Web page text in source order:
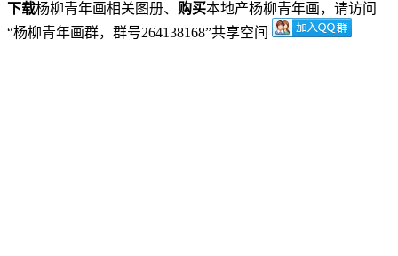
下载杨柳青年画相关图册、 购买本地产杨柳青年画，请访问
“杨柳青年画群，群号264138168”共享空间